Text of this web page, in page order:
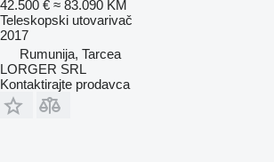
42.500 € ≈ 83.090 KM
Teleskopski utovarivač
2017
Rumunija, Tarcea
LORGER SRL
Kontaktirajte prodavca